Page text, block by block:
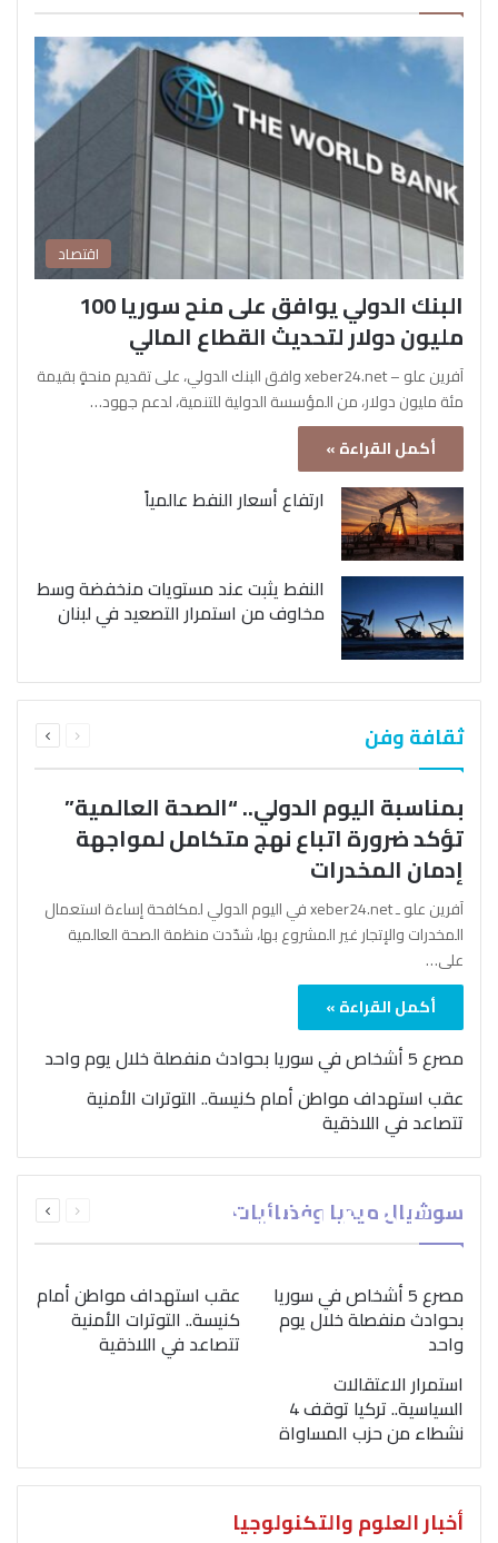
اقتصاد
البنك الدولي يوافق على منح سوريا 100
مليون دولار لتحديث القطاع المالي
آفرين علو – xeber24.net وافق البنك الدولي، على تقديم منحةٍ بقيمة
مئة مليون دولار، من المؤسسة الدولية للتنمية، لدعم جهود…
أكمل القراءة »
ارتفاع أسعار النفط عالمياً
النفط يثبت عند مستويات منخفضة وسط
مخاوف من استمرار التصعيد في لبنان
ثقافة وفن الصفحةالصفحة
بمناسبة اليوم الدولي.. “الصحة العالمية”
تؤكد ضرورة اتباع نهج متكامل لمواجهة
إدمان المخدرات
آفرين علو ـ xeber24.net في اليوم الدولي لمكافحة إساءة استعمال
المخدرات والإتجار غير المشروع بها، شدّدت منظمة الصحة العالمية
على…
أكمل القراءة »
مصرع 5 أشخاص في سوريا بحوادث منفصلة خلال يوم واحد
عقب استهداف مواطن أمام كنيسة.. التوترات الأمنية
تتصاعد في اللاذقية
سوشيال ميديا وفضائيات الصفحةالصفحة
بمناسبة اليوم الدولي..
“الصحة العالمية” تؤكد
ضرورة اتباع نهج متكامل
لمواجهة إدمان المخدرات
مصرع 5 أشخاص في سوريا
بحوادث منفصلة خلال يوم
واحد
عقب استهداف مواطن أمام
كنيسة.. التوترات الأمنية
تتصاعد في اللاذقية
استمرار الاعتقالات
السياسية.. تركيا توقف 4
نشطاء من حزب المساواة
أخبار العلوم والتكنولوجيا